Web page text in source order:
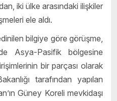
iki ülke arasındaki ilişkiler
ele aldı.
bilgiye göre görüşme,
Asya-Pasifik bölgesine
bir parçası olarak
tarafından yapılan
Güney Koreli mevkidaşı